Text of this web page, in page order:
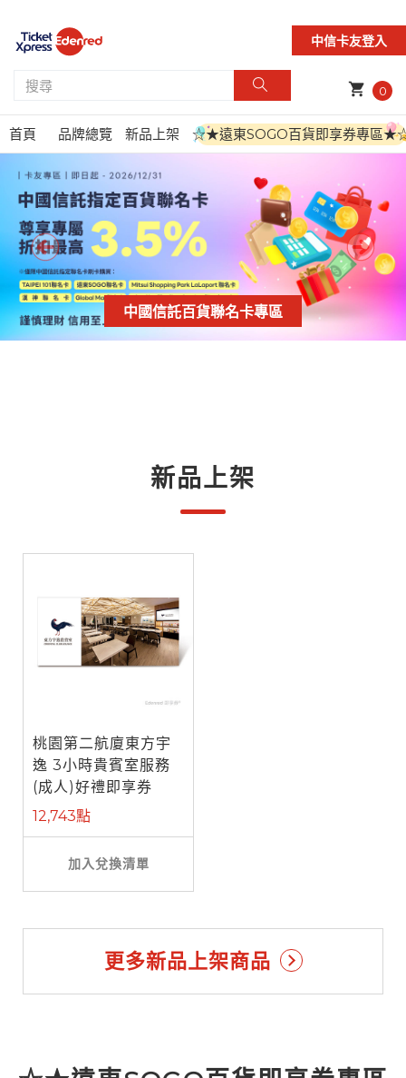
中信卡友登入
shopping_cart 0
首頁 品牌總覽 新品上架 ☆★遠東SOGO百貨即享券專區
中國信託百貨聯名卡專區
新品上架
桃園第二航廈東方宇
逸 3小時貴賓室服務
(成人)好禮即享券
12,743點
加入兌換清單
更多新品上架商品